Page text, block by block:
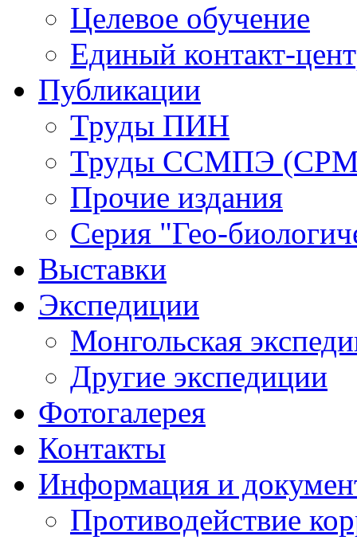
Целевое обучение
Единый контакт-
Публикации
Труды ПИН
Труды ССМПЭ
Прочие издания
Серия "Гео-
Выставки
Экспедиции
Монгольская
Другие экспедиции
Фотогалерея
Контакты
Информация и
Противодействие